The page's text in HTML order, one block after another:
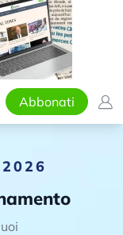
Abbonati
2026